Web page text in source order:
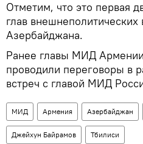
Отметим, что это первая
глав
Азербайджана.
Ранее главы МИД
проводили переговоры в
встреч с главой МИД
МИД Армения Азербайджан
Джейхун Байрамов Тбилиси